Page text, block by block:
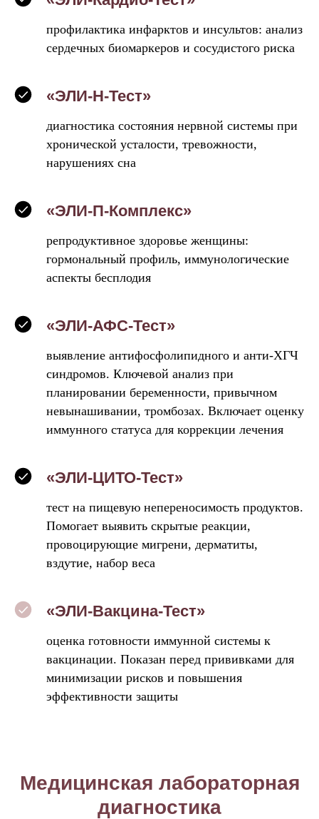
профилактика инфарктов и инсультов: анализ
сердечных биомаркеров и сосудистого риска
«ЭЛИ-Н-Тест»
диагностика состояния нервной системы при
хронической усталости, тревожности,
нарушениях сна
«ЭЛИ-П-Комплекс»
репродуктивное здоровье женщины:
гормональный профиль, иммунологические
аспекты бесплодия
«ЭЛИ-АФС-Тест»
выявление антифосфолипидного и анти-ХГЧ
синдромов. Ключевой анализ при
планировании беременности, привычном
невынашивании, тромбозах. Включает оценку
иммунного статуса для коррекции лечения
«ЭЛИ-ЦИТО-Тест»
тест на пищевую непереносимость продуктов.
Помогает выявить скрытые реакции,
провоцирующие мигрени, дерматиты,
вздутие, набор веса
«ЭЛИ-Вакцина-Тест»
оценка готовности иммунной системы к
вакцинации. Показан перед прививками для
минимизации рисков и повышения
эффективности защиты
Медицинская лабораторная
диагностика